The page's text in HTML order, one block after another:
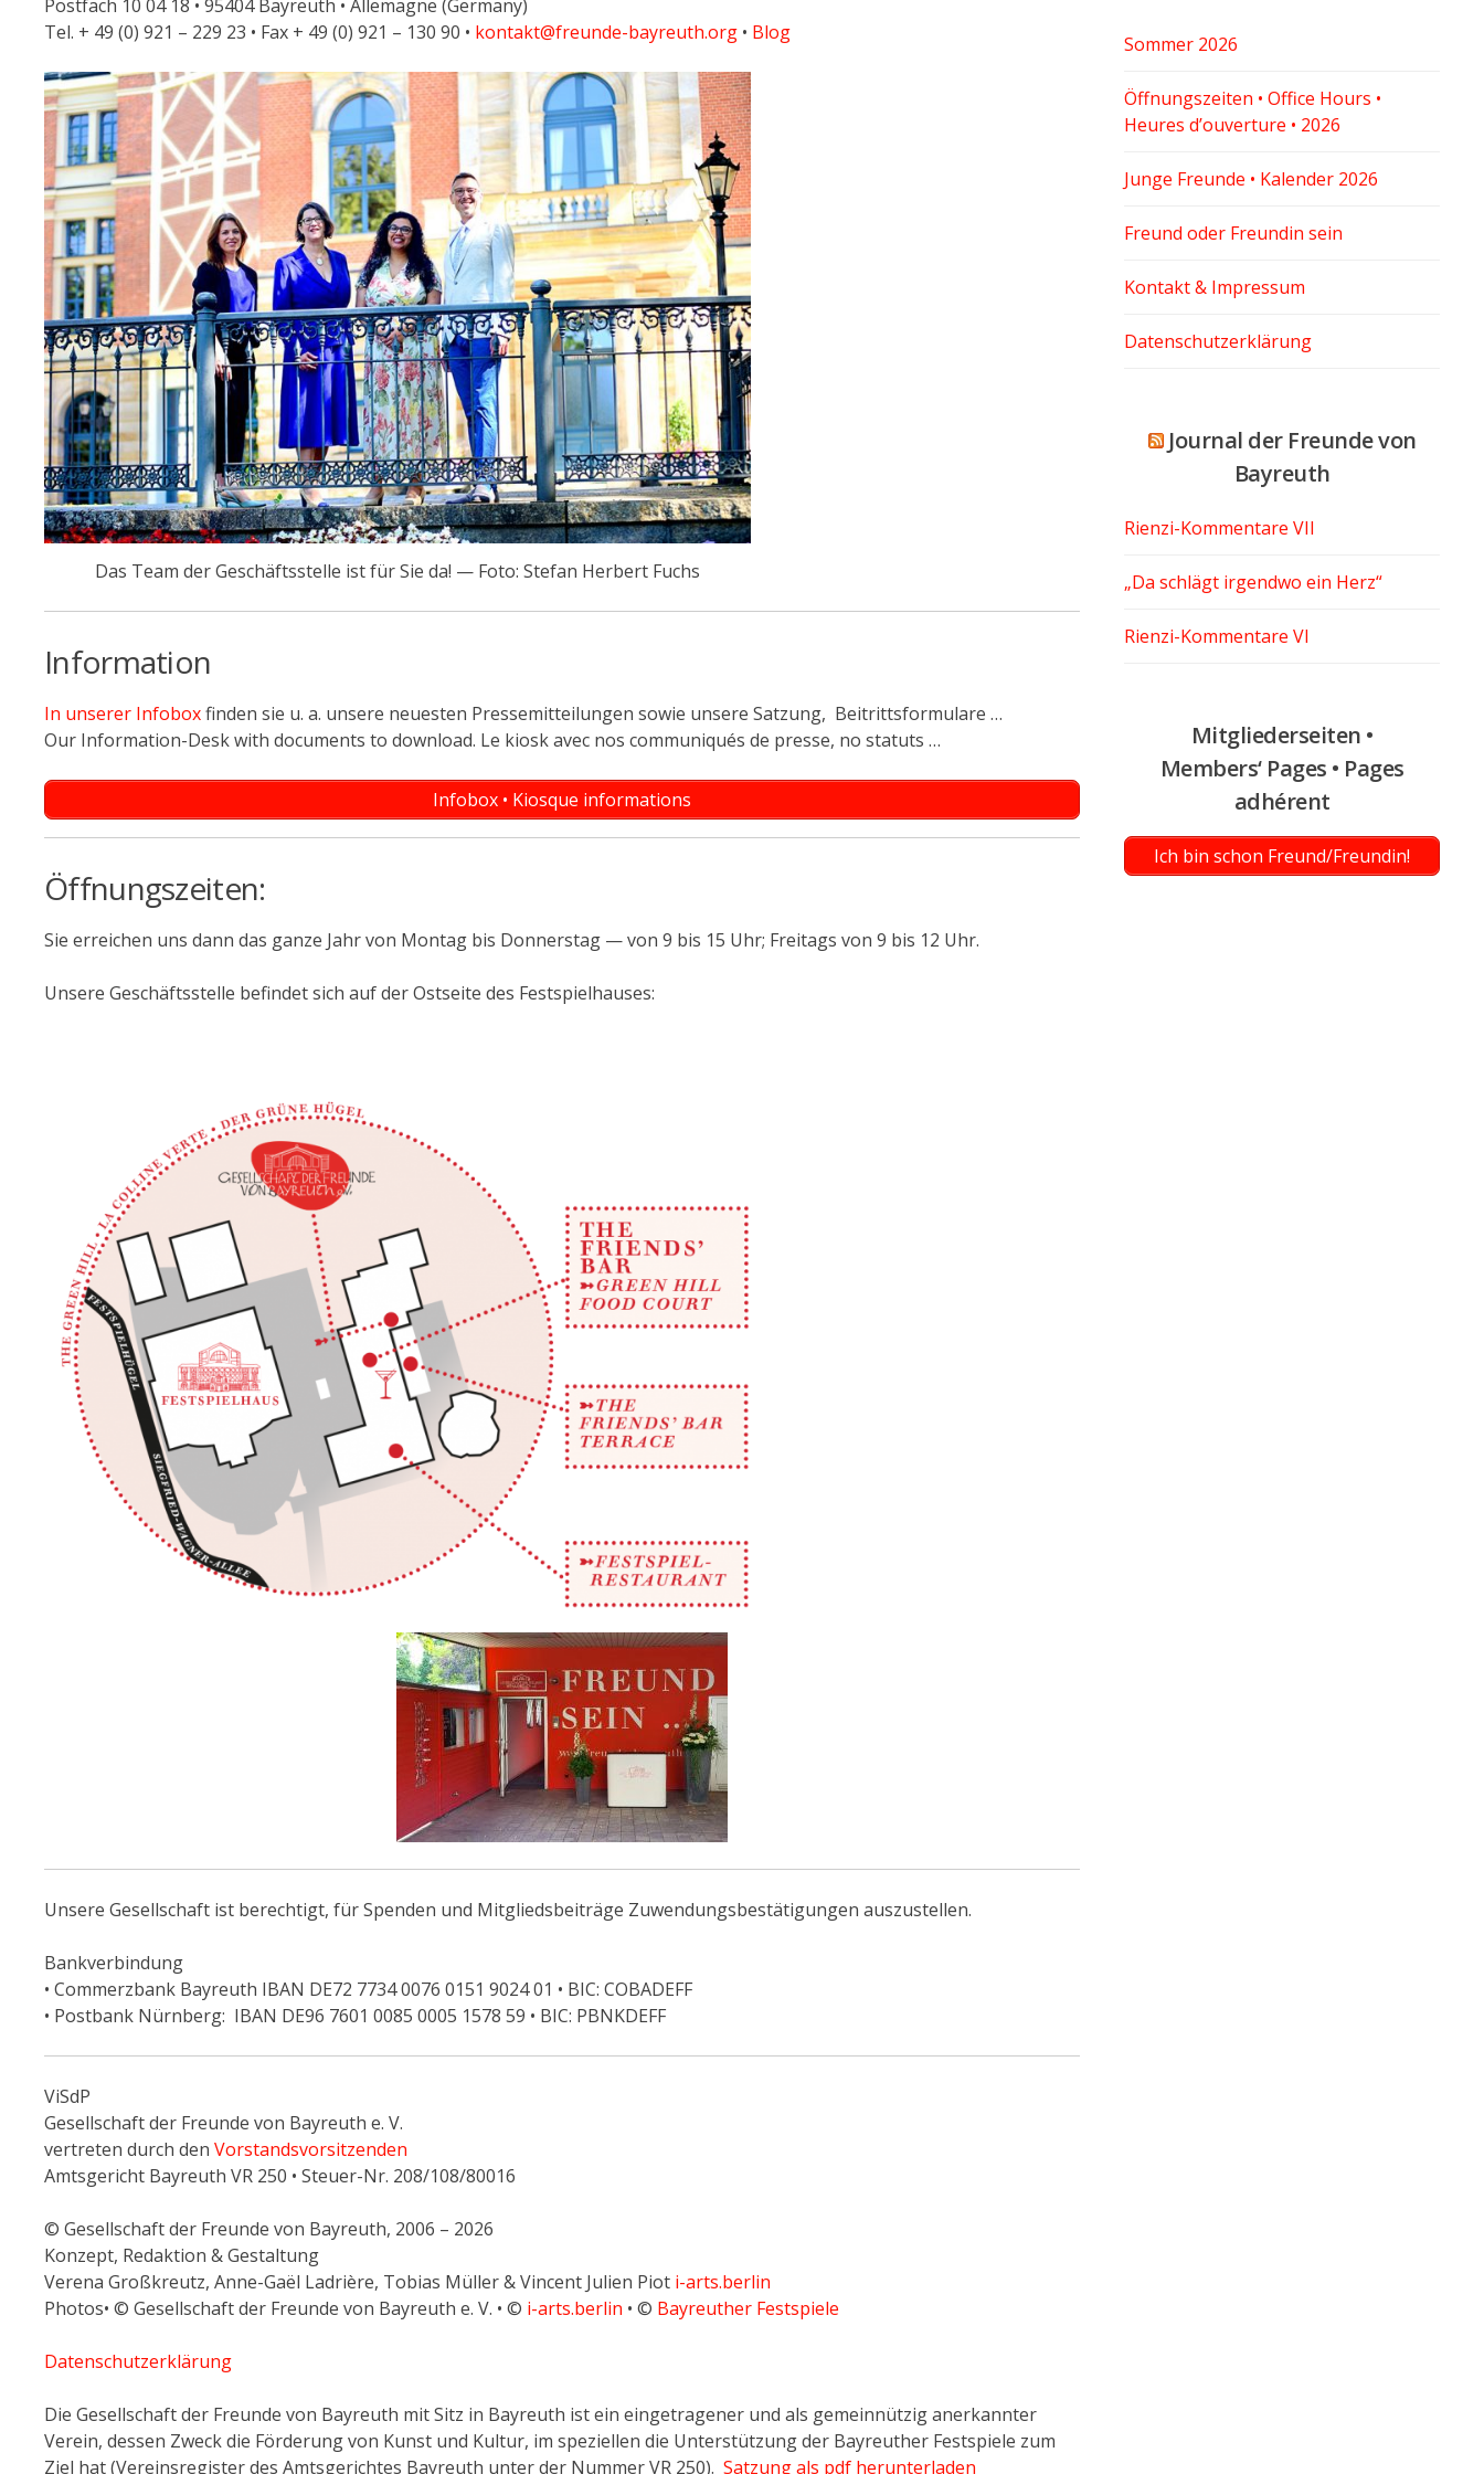
Postfach 10 04 18 • 95404 Bayreuth • Allemagne (Germany)
Tel. + 49 (0) 921 – 229 23 • Fax + 49 (0) 921 – 130 90 • kontakt@freunde-bayreuth.org • Blog
Das Team der Geschäftsstelle ist für Sie da! — Foto: Stefan Herbert Fuchs
Information
In unserer Infoboxfinden sie u. a. unsere neuesten Pressemitteilungen sowie unsere Satzung, Beitrittsformulare …
Our Information-Desk with documents to download. Le kiosk avec nos communiqués de presse, no statuts …
Infobox • Kiosque informations
Öffnungszeiten:
Sie erreichen uns dann das ganze Jahr von Montag bis Donnerstag — von 9 bis 15 Uhr; Freitags von 9 bis 12 Uhr.
Unsere Geschäftsstelle befindet sich auf der Ostseite des Festspielhauses:
Unsere Gesellschaft ist berechtigt, für Spenden und Mitgliedsbeiträge Zuwendungsbestätigungen auszustellen.
Bankverbindung
• Commerzbank Bayreuth IBAN DE72 7734 0076 0151 9024 01 • BIC: COBADEFF
• Postbank Nürnberg: IBAN DE96 7601 0085 0005 1578 59 • BIC: PBNKDEFF
ViSdP
Gesellschaft der Freunde von Bayreuth e. V.
vertreten durch den Vorstandsvorsitzenden
Amtsgericht Bayreuth VR 250 • Steuer-Nr. 208/108/80016
© Gesellschaft der Freunde von Bayreuth, 2006 – 2026
Konzept, Redaktion & Gestaltung
Verena Großkreutz, Anne-Gaël Ladrière, Tobias Müller & Vincent Julien Piot i-arts.berlin
Photos• © Gesellschaft der Freunde von Bayreuth e. V. • © i-arts.berlin • © Bayreuther Festspiele
Datenschutzerklärung
Die Gesellschaft der Freunde von Bayreuth mit Sitz in Bayreuth ist ein eingetragener und als gemeinnützig anerkannter
Verein, dessen Zweck die Förderung von Kunst und Kultur, im speziellen die Unterstützung der Bayreuther Festspiele zum
Ziel hat (Vereinsregister des Amtsgerichtes Bayreuth unter der Nummer VR 250). Satzung als pdf herunterladen
Sommer 2026
Öffnungszeiten • Office Hours •
Heures d’ouverture • 2026
Junge Freunde • Kalender 2026
Freund oder Freundin sein
Kontakt & Impressum
Datenschutzerklärung
Journal der Freunde von
Bayreuth
Rienzi-Kommentare VII
„Da schlägt irgendwo ein Herz“
Rienzi-Kommentare VI
Mitgliederseiten •
Members‘ Pages • Pages
adhérent
Ich bin schon Freund/Freundin!